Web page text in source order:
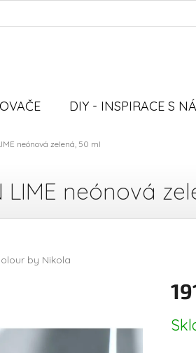
DIY - INSPIRACE S
neónová zelená, 50 ml
neónová
by Nikola
cena: